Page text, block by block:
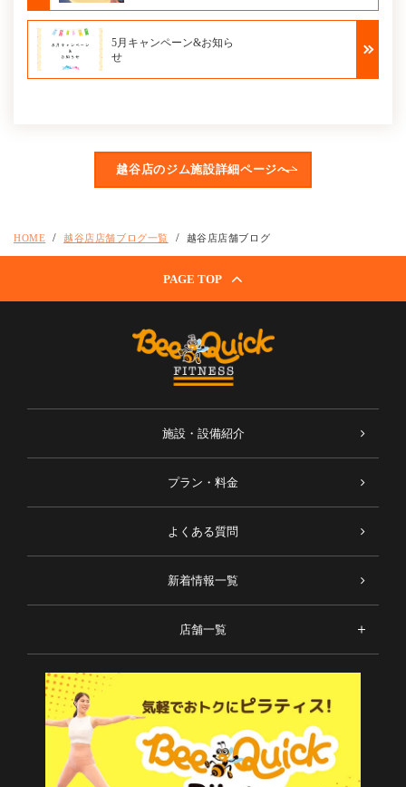
5月キャンペーン&お知ら
せ
越谷店のジム施設詳細ページへ
HOME 越谷店店舗ブログ一覧 越谷店店舗ブログ
PAGE TOP
施設・設備紹介
プラン・料金
よくある質問
新着情報一覧
店舗一覧